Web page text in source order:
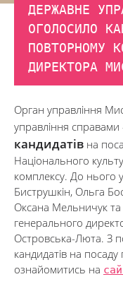
ДЕРЖАВНЕ
ОГОЛОСИЛО
ПОВТОРНОМУ
ДИРЕКТОРА
Орган управління
управління
кандидатів на
Національного
комплексу. До нього
Биструшкін, Ольга
Оксана Мельничук
генерального
Островська-Люта. З
кандидатів на
ознайомитись на